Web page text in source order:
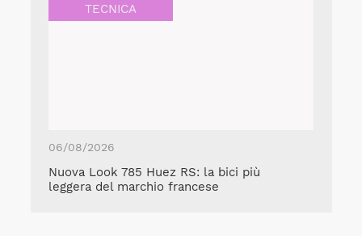
TECNICA
06/08/2026
Nuova Look 785 Huez RS: la bici più
leggera del marchio francese